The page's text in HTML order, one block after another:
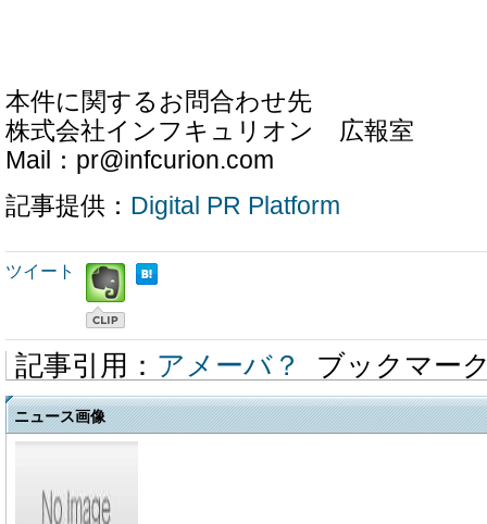
本件に関するお問合わせ先
株式会社インフキュリオン 広報室
Mail：pr@infcurion.com
記事提供： Digital PR Platform
ツイート
記事引用： アメーバ？ ブックマー
ニュース画像